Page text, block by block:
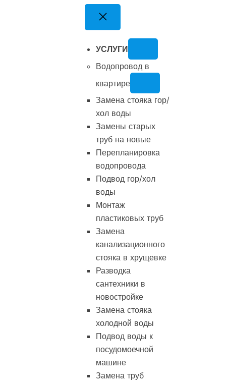
УСЛУГИ
Водопровод в
квартире
Замена стояка гор/
хол воды
Замены старых
труб на новые
Перепланировка
водопровода
Подвод гор/хол
воды
Монтаж
пластиковых труб
Замена
канализационного
стояка в хрущевке
Разводка
сантехники в
новостройке
Замена стояка
холодной воды
Подвод воды к
посудомоечной
машине
Замена труб